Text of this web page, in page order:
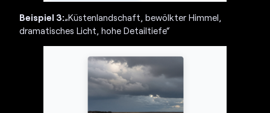
Beispiel 3:„Küstenlandschaft, bewölkter Himmel,
dramatisches Licht, hohe Detailtiefe“